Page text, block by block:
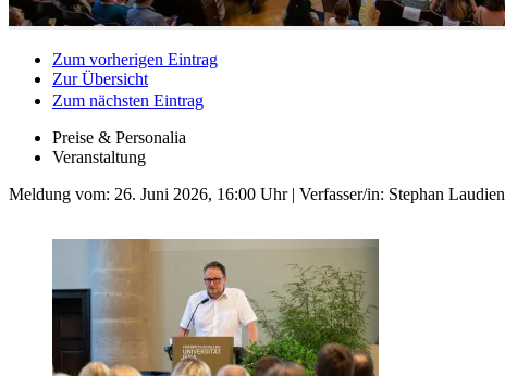
Zum vorherigen Eintrag
Zur Übersicht
Zum nächsten Eintrag
Preise & Personalia
Veranstaltung
Meldung vom: 26. Juni 2026, 16:00 Uhr| Verfasser/in: Stephan Laudien